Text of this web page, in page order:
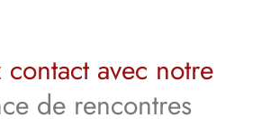
contact avec notre
de rencontres